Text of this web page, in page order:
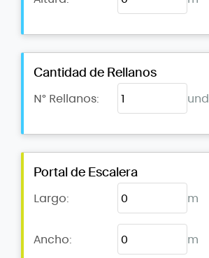
Cantidad de Rellanos
N° Rellanos: und
Portal de Escalera
Largo: m
Ancho: m